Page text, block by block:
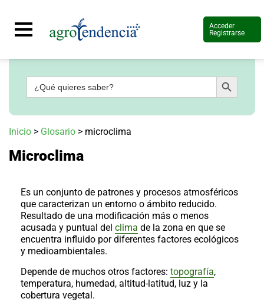
Acceder
Registrarse
Señal
en
más
Agrotendencia
Planes
Glosario
Agroshow
Regístrate
suscríbete
al
boletín
Contáctenos
Acuicultura
Buscar: Botón de búsqueda
Inicio > Glosario > microclima
Microclima
Es un conjunto de patrones y procesos atmosféricos
que caracterizan un entorno o ámbito reducido.
Resultado de una modificación más o menos
acusada y puntual del clima de la zona en que se
encuentra influido por diferentes factores ecológicos
y medioambientales.
Depende de muchos otros factores: topografía,
temperatura, humedad, altitud-latitud, luz y la
cobertura vegetal.